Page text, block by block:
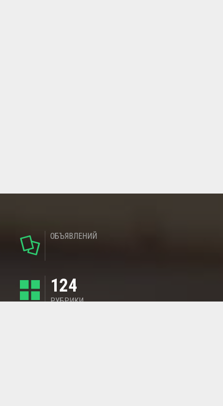
ОБЪЯВЛЕНИЙ
124
РУБРИКИ